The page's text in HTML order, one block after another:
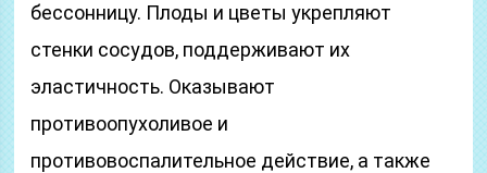
бессонницу. Плоды и цветы укрепляют
стенки сосудов, поддерживают их
эластичность. Оказывают
противоопухоливое и
противовоспалительное действие, а также